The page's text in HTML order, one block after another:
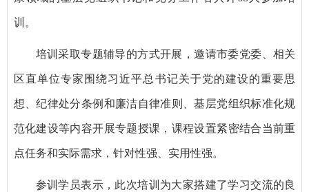
训。
培训采取专题辅导的方式开展，邀请市委党委、相关
区直单位专家围绕习近平总书记关于党的建设的重要思
想、纪律处分条例和廉洁自律准则、基层党组织标准化规
范化建设等内容开展专题授课，课程设置紧密结合当前重
点任务和实际需求，针对性强、实用性强。
参训学员表示，此次培训为大家搭建了学习交流的良